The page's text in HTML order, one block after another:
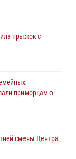
– Главном
прыжок с
приморцам о
смены Центра